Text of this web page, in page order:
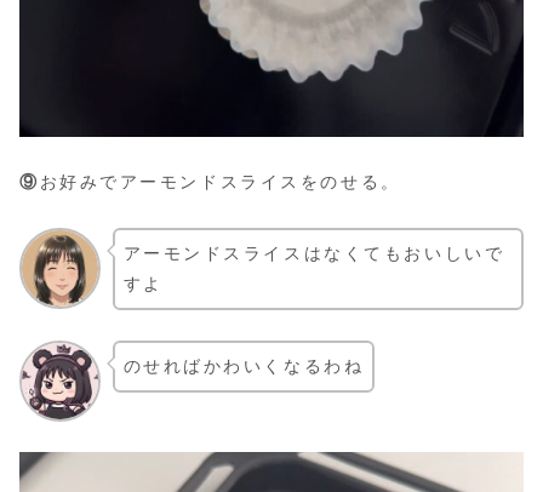
⑨ お好みでアーモンドスライスをのせる。
アーモンドスライスはなくてもおいしいで
すよ
のせればかわいくなるわね